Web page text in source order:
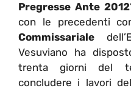
Pregresse Ante 2012
con le precedenti
Commissariale
Vesuviano ha
trenta giorni del
concludere i lavori